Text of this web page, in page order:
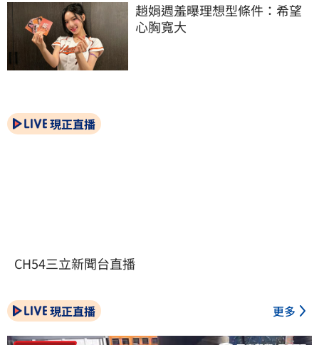
趙娟週羞曝理想型條件：希望
心胸寬大
現正直播
CH54三立新聞台直播
現正直播 更多